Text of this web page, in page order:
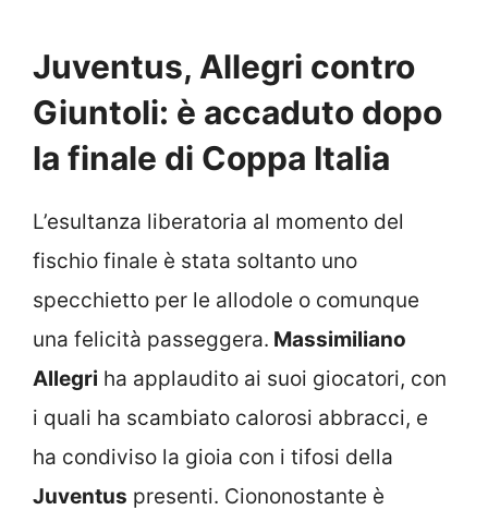
Juventus, Allegri contro
Giuntoli: è accaduto dopo
la finale di Coppa Italia
L’esultanza liberatoria al momento del
fischio finale è stata soltanto uno
specchietto per le allodole o comunque
una felicità passeggera. Massimiliano
Allegri ha applaudito ai suoi giocatori, con
i quali ha scambiato calorosi abbracci, e
ha condiviso la gioia con i tifosi della
Juventus presenti. Ciononostante è